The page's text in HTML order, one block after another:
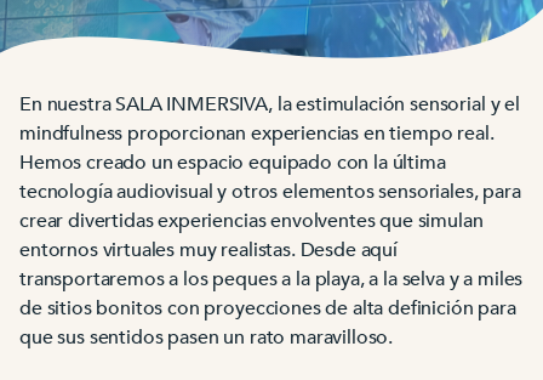
En nuestra SALA INMERSIVA, la estimulación sensorial y el
mindfulness proporcionan experiencias en tiempo real.
Hemos creado un espacio equipado con la última
tecnología audiovisual y otros elementos sensoriales, para
crear divertidas experiencias envolventes que simulan
entornos virtuales muy realistas. Desde aquí
transportaremos a los peques a la playa, a la selva y a miles
de sitios bonitos con proyecciones de alta definición para
que sus sentidos pasen un rato maravilloso.